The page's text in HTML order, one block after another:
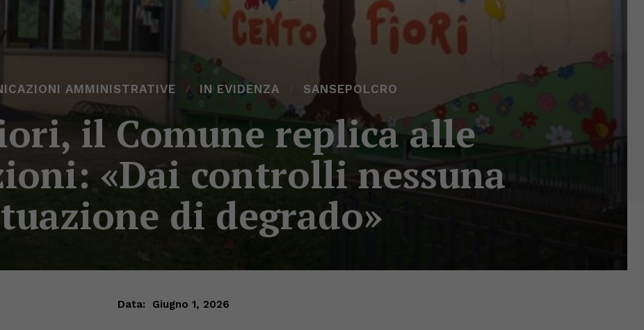
AMMINISTRATIVE IN EVIDENZA SANSEPOLCRO
il Comune replica alle
«Dai controlli nessuna
di degrado»
Data: Giugno 1, 2026